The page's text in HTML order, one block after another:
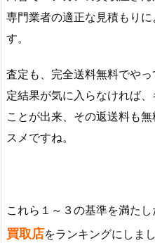
専門業者の適正な見積もり
す。
査定も、完全送料無料でや
定結果が気に入らなければ
ことが出来、その返送料も
スメですね。
これら１～３の基準を満た
買取店をランキングにしま